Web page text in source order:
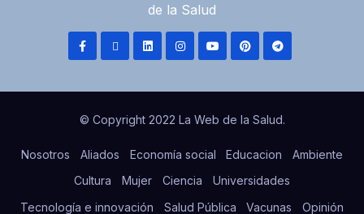
de la Salud
© Copyright 2022 La Web de la Salud.
Nosotros Aliados Economía social Educacion
Ambiente
Cultura
Mujer Ciencia
Universidades
Tecnología e innovación
Salud Pública Vacunas Opinión